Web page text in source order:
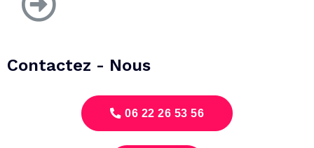
Contactez - Nous
06 22 26 53 56